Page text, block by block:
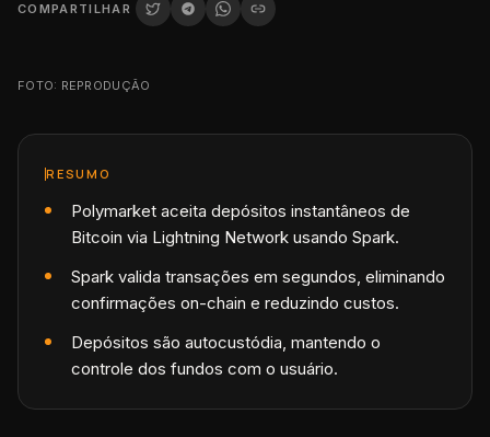
COMPARTILHAR
FOTO: REPRODUÇÃO
RESUMO
Polymarket aceita depósitos instantâneos de
Bitcoin via Lightning Network usando Spark.
Spark valida transações em segundos, eliminando
confirmações on-chain e reduzindo custos.
Depósitos são autocustódia, mantendo o
controle dos fundos com o usuário.